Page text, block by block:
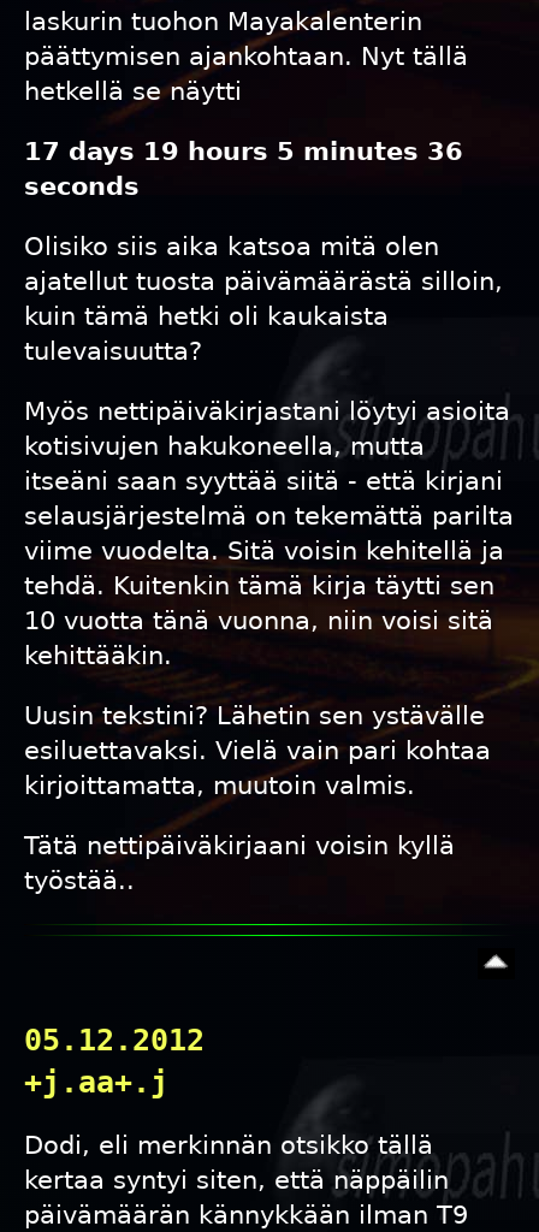
laskurin tuohon Mayakalenterin
päättymisen ajankohtaan. Nyt tällä
hetkellä se näytti
17 days 19 hours 5 minutes 36
seconds
Olisiko siis aika katsoa mitä olen
ajatellut tuosta päivämäärästä silloin,
kuin tämä hetki oli kaukaista
tulevaisuutta?
Myös nettipäiväkirjastani löytyi asioita
kotisivujen hakukoneella, mutta
itseäni saan syyttää siitä - että kirjani
selausjärjestelmä on tekemättä parilta
viime vuodelta. Sitä voisin kehitellä ja
tehdä. Kuitenkin tämä kirja täytti sen
10 vuotta tänä vuonna, niin voisi sitä
kehittääkin.
Uusin tekstini? Lähetin sen ystävälle
esiluettavaksi. Vielä vain pari kohtaa
kirjoittamatta, muutoin valmis.
Tätä nettipäiväkirjaani voisin kyllä
työstää..
05.12.2012
+j.aa+.j
Dodi, eli merkinnän otsikko tällä
kertaa syntyi siten, että näppäilin
päivämäärän kännykkään ilman T9